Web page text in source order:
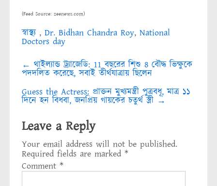
(Feed Source: zeenews.com)
স্বাস্থ্য , Dr. Bidhan Chandra Roy, National
Doctors day
Post
navigation
← থাইল্যান্ড ট্র্যাজেডি: 11 বছরের শিশু 8 বৌদ্ধ ভিক্ষুকে
পদদলিত করেছে, সবাই তীর্থযাত্রায় ছিলেন
Guess the Actress: প্রাক্তন মুখ্যমন্ত্রী পুত্রবধূ, মাত্র ১১
দিনে হন বিধবা, জনপ্রিয় গায়কের চতুর্থ স্ত্রী →
Leave a Reply
Your email address will not be published.
Required fields are marked *
Comment *